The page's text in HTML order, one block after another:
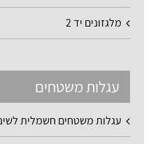
מלגזונים יד 2
עגלות משטחים
עגלות משטחים חשמלית